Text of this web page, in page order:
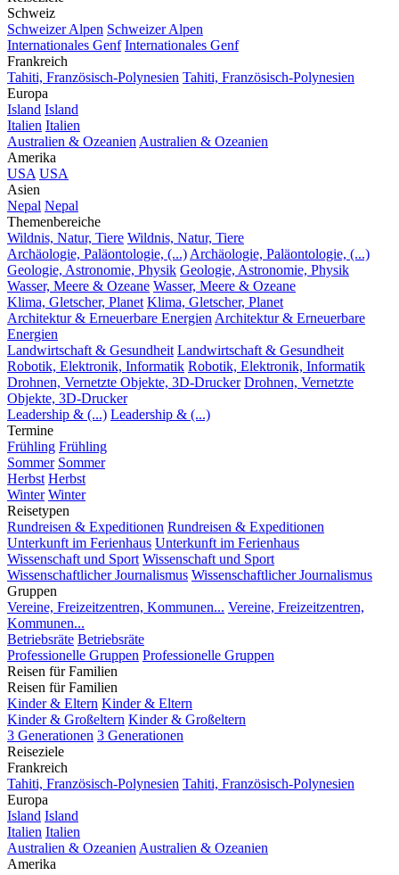
Schweiz
Schweizer Alpen Schweizer Alpen
Internationales Genf Internationales Genf
Frankreich
Tahiti, Französisch-Polynesien Tahiti, Französisch-Polynesien
Europa
Island Island
Italien Italien
Australien & Ozeanien Australien & Ozeanien
Amerika
USA USA
Asien
Nepal Nepal
Themenbereiche
Wildnis, Natur, Tiere Wildnis, Natur, Tiere
Archäologie, Paläontologie, (...) Archäologie, Paläontologie, (...)
Geologie, Astronomie, Physik Geologie, Astronomie, Physik
Wasser, Meere & Ozeane Wasser, Meere & Ozeane
Klima, Gletscher, Planet Klima, Gletscher, Planet
Architektur & Erneuerbare Energien Architektur & Erneuerbare
Energien
Landwirtschaft & Gesundheit Landwirtschaft & Gesundheit
Robotik, Elektronik, Informatik Robotik, Elektronik, Informatik
Drohnen, Vernetzte Objekte, 3D-Drucker Drohnen, Vernetzte
Objekte, 3D-Drucker
Leadership & (...) Leadership & (...)
Termine
Frühling Frühling
Sommer Sommer
Herbst Herbst
Winter Winter
Reisetypen
Rundreisen & Expeditionen Rundreisen & Expeditionen
Unterkunft im Ferienhaus Unterkunft im Ferienhaus
Wissenschaft und Sport Wissenschaft und Sport
Wissenschaftlicher Journalismus Wissenschaftlicher Journalismus
Gruppen
Vereine, Freizeitzentren, Kommunen... Vereine, Freizeitzentren,
Kommunen...
Betriebsräte Betriebsräte
Professionelle Gruppen Professionelle Gruppen
Reisen für Familien
Reisen für Familien
Kinder & Eltern Kinder & Eltern
Kinder & Großeltern Kinder & Großeltern
3 Generationen 3 Generationen
Reiseziele
Frankreich
Tahiti, Französisch-Polynesien Tahiti, Französisch-Polynesien
Europa
Island Island
Italien Italien
Australien & Ozeanien Australien & Ozeanien
Amerika